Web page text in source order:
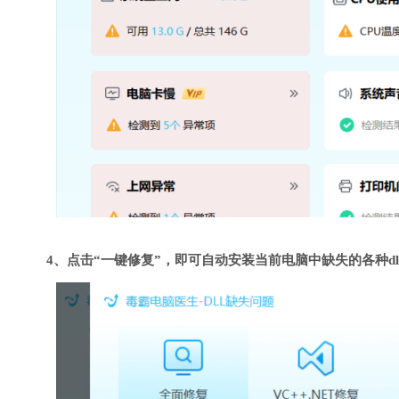
4、点击“一键修复”，即可自动安装当前电脑中缺失的各种